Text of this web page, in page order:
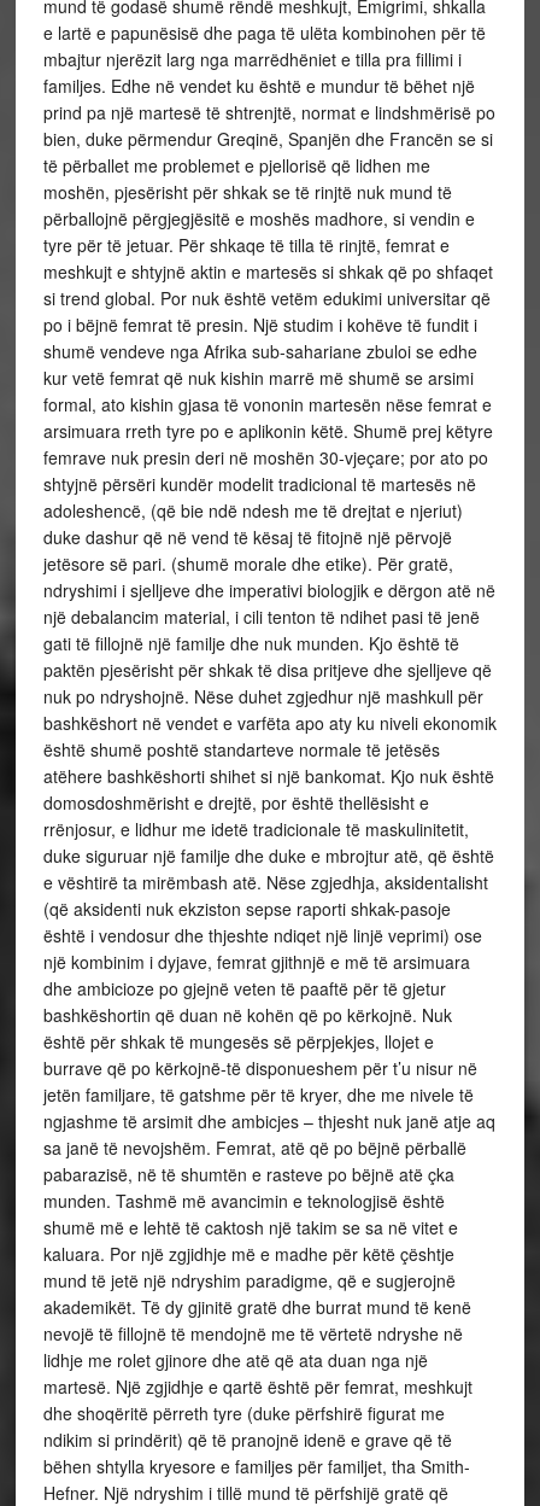
mund të godasë shumë rëndë meshkujt, Emigrimi, shkalla
e lartë e papunësisë dhe paga të ulëta kombinohen për të
mbajtur njerëzit larg nga marrëdhëniet e tilla pra fillimi i
familjes. Edhe në vendet ku është e mundur të bëhet një
prind pa një martesë të shtrenjtë, normat e lindshmërisë po
bien, duke përmendur Greqinë, Spanjën dhe Francën se si
të përballet me problemet e pjellorisë që lidhen me
moshën, pjesërisht për shkak se të rinjtë nuk mund të
përballojnë përgjegjësitë e moshës madhore, si vendin e
tyre për të jetuar. Për shkaqe të tilla të rinjtë, femrat e
meshkujt e shtyjnë aktin e martesës si shkak që po shfaqet
si trend global. Por nuk është vetëm edukimi universitar që
po i bëjnë femrat të presin. Një studim i kohëve të fundit i
shumë vendeve nga Afrika sub-sahariane zbuloi se edhe
kur vetë femrat që nuk kishin marrë më shumë se arsimi
formal, ato kishin gjasa të vononin martesën nëse femrat e
arsimuara rreth tyre po e aplikonin këtë. Shumë prej këtyre
femrave nuk presin deri në moshën 30-vjeçare; por ato po
shtyjnë përsëri kundër modelit tradicional të martesës në
adoleshencë, (që bie ndë ndesh me të drejtat e njeriut)
duke dashur që në vend të kësaj të fitojnë një përvojë
jetësore së pari. (shumë morale dhe etike). Për gratë,
ndryshimi i sjelljeve dhe imperativi biologjik e dërgon atë në
një debalancim material, i cili tenton të ndihet pasi të jenë
gati të fillojnë një familje dhe nuk munden. Kjo është të
paktën pjesërisht për shkak të disa pritjeve dhe sjelljeve që
nuk po ndryshojnë. Nëse duhet zgjedhur një mashkull për
bashkëshort në vendet e varfëta apo aty ku niveli ekonomik
është shumë poshtë standarteve normale të jetësës
atëhere bashkëshorti shihet si një bankomat. Kjo nuk është
domosdoshmërisht e drejtë, por është thellësisht e
rrënjosur, e lidhur me idetë tradicionale të maskulinitetit,
duke siguruar një familje dhe duke e mbrojtur atë, që është
e vështirë ta mirëmbash atë. Nëse zgjedhja, aksidentalisht
(që aksidenti nuk ekziston sepse raporti shkak-pasoje
është i vendosur dhe thjeshte ndiqet një linjë veprimi) ose
një kombinim i dyjave, femrat gjithnjë e më të arsimuara
dhe ambicioze po gjejnë veten të paaftë për të gjetur
bashkëshortin që duan në kohën që po kërkojnë. Nuk
është për shkak të mungesës së përpjekjes, llojet e
burrave që po kërkojnë-të disponueshem për t’u nisur në
jetën familjare, të gatshme për të kryer, dhe me nivele të
ngjashme të arsimit dhe ambicjes – thjesht nuk janë atje aq
sa janë të nevojshëm. Femrat, atë që po bëjnë përballë
pabarazisë, në të shumtën e rasteve po bëjnë atë çka
munden. Tashmë më avancimin e teknologjisë është
shumë më e lehtë të caktosh një takim se sa në vitet e
kaluara. Por një zgjidhje më e madhe për këtë çështje
mund të jetë një ndryshim paradigme, që e sugjerojnë
akademikët. Të dy gjinitë gratë dhe burrat mund të kenë
nevojë të fillojnë të mendojnë me të vërtetë ndryshe në
lidhje me rolet gjinore dhe atë që ata duan nga një
martesë. Një zgjidhje e qartë është për femrat, meshkujt
dhe shoqëritë përreth tyre (duke përfshirë figurat me
ndikim si prindërit) që të pranojnë idenë e grave që të
bëhen shtylla kryesore e familjes për familjet, tha Smith-
Hefner. Një ndryshim i tillë mund të përfshijë gratë që